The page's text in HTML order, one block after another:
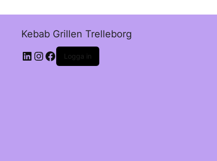
Kebab Grillen Trelleborg
Logga in